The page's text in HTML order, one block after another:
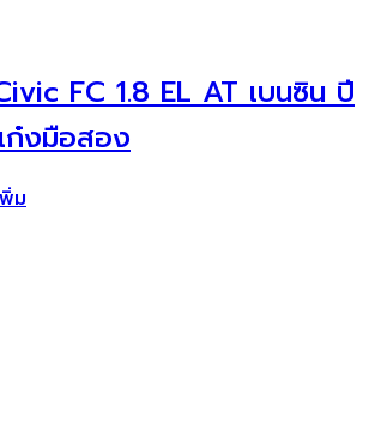
FC 1.8 EL AT เบนซิน ปี
ก๋งมือสอง
ม